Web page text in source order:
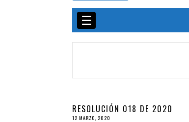
Epee Grand Prix
☰
RESOLUCIÓN 018 DE 2020
12 MARZO, 2020